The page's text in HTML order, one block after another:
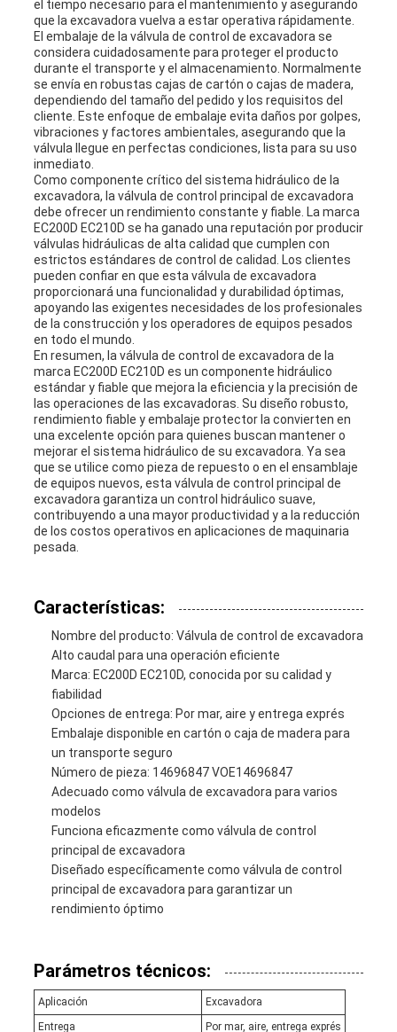
el tiempo necesario para el mantenimiento y asegurando
que la excavadora vuelva a estar operativa rápidamente.
El embalaje de la válvula de control de excavadora se
considera cuidadosamente para proteger el producto
durante el transporte y el almacenamiento. Normalmente
se envía en robustas cajas de cartón o cajas de madera,
dependiendo del tamaño del pedido y los requisitos del
cliente. Este enfoque de embalaje evita daños por golpes,
vibraciones y factores ambientales, asegurando que la
válvula llegue en perfectas condiciones, lista para su uso
inmediato.
Como componente crítico del sistema hidráulico de la
excavadora, la válvula de control principal de excavadora
debe ofrecer un rendimiento constante y fiable. La marca
EC200D EC210D se ha ganado una reputación por producir
válvulas hidráulicas de alta calidad que cumplen con
estrictos estándares de control de calidad. Los clientes
pueden confiar en que esta válvula de excavadora
proporcionará una funcionalidad y durabilidad óptimas,
apoyando las exigentes necesidades de los profesionales
de la construcción y los operadores de equipos pesados
en todo el mundo.
En resumen, la válvula de control de excavadora de la
marca EC200D EC210D es un componente hidráulico
estándar y fiable que mejora la eficiencia y la precisión de
las operaciones de las excavadoras. Su diseño robusto,
rendimiento fiable y embalaje protector la convierten en
una excelente opción para quienes buscan mantener o
mejorar el sistema hidráulico de su excavadora. Ya sea
que se utilice como pieza de repuesto o en el ensamblaje
de equipos nuevos, esta válvula de control principal de
excavadora garantiza un control hidráulico suave,
contribuyendo a una mayor productividad y a la reducción
de los costos operativos en aplicaciones de maquinaria
pesada.
Características:
Nombre del producto: Válvula de control de excavadora
Alto caudal para una operación eficiente
Marca: EC200D EC210D, conocida por su calidad y
fiabilidad
Opciones de entrega: Por mar, aire y entrega exprés
Embalaje disponible en cartón o caja de madera para
un transporte seguro
Número de pieza: 14696847 VOE14696847
Adecuado como válvula de excavadora para varios
modelos
Funciona eficazmente como válvula de control
principal de excavadora
Diseñado específicamente como válvula de control
principal de excavadora para garantizar un
rendimiento óptimo
Parámetros técnicos:
Aplicación
Excavadora
Entrega
Por mar, aire, entrega exprés